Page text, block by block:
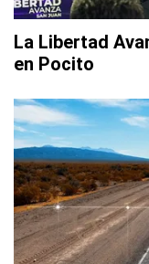
La Libertad
en Pocito